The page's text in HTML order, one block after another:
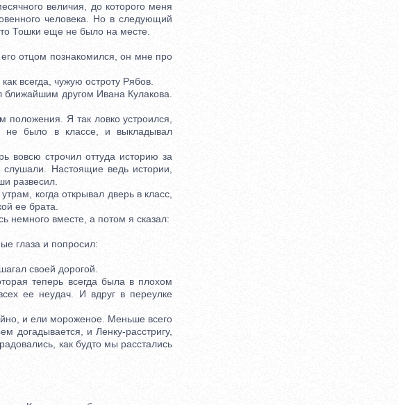
величия, до которого меня
человека. Но в следующий
Тошки еще не было на месте.
отцом познакомился, он мне про
всегда, чужую остроту Рябов.
другом Ивана Кулакова.
Я так ловко устроился,
не было в классе, и выкладывал
вовсю строчил оттуда историю за
слушали. Настоящие ведь истории,
развесил.
когда открывал дверь в класс,
ее брата.
вместе, а потом я сказал:
глаза и попросил:
своей дорогой.
теперь всегда была в плохом
ее неудач. И вдруг в переулке
и ели мороженое. Меньше всего
догадывается, и Ленку-расстригу,
как будто мы расстались